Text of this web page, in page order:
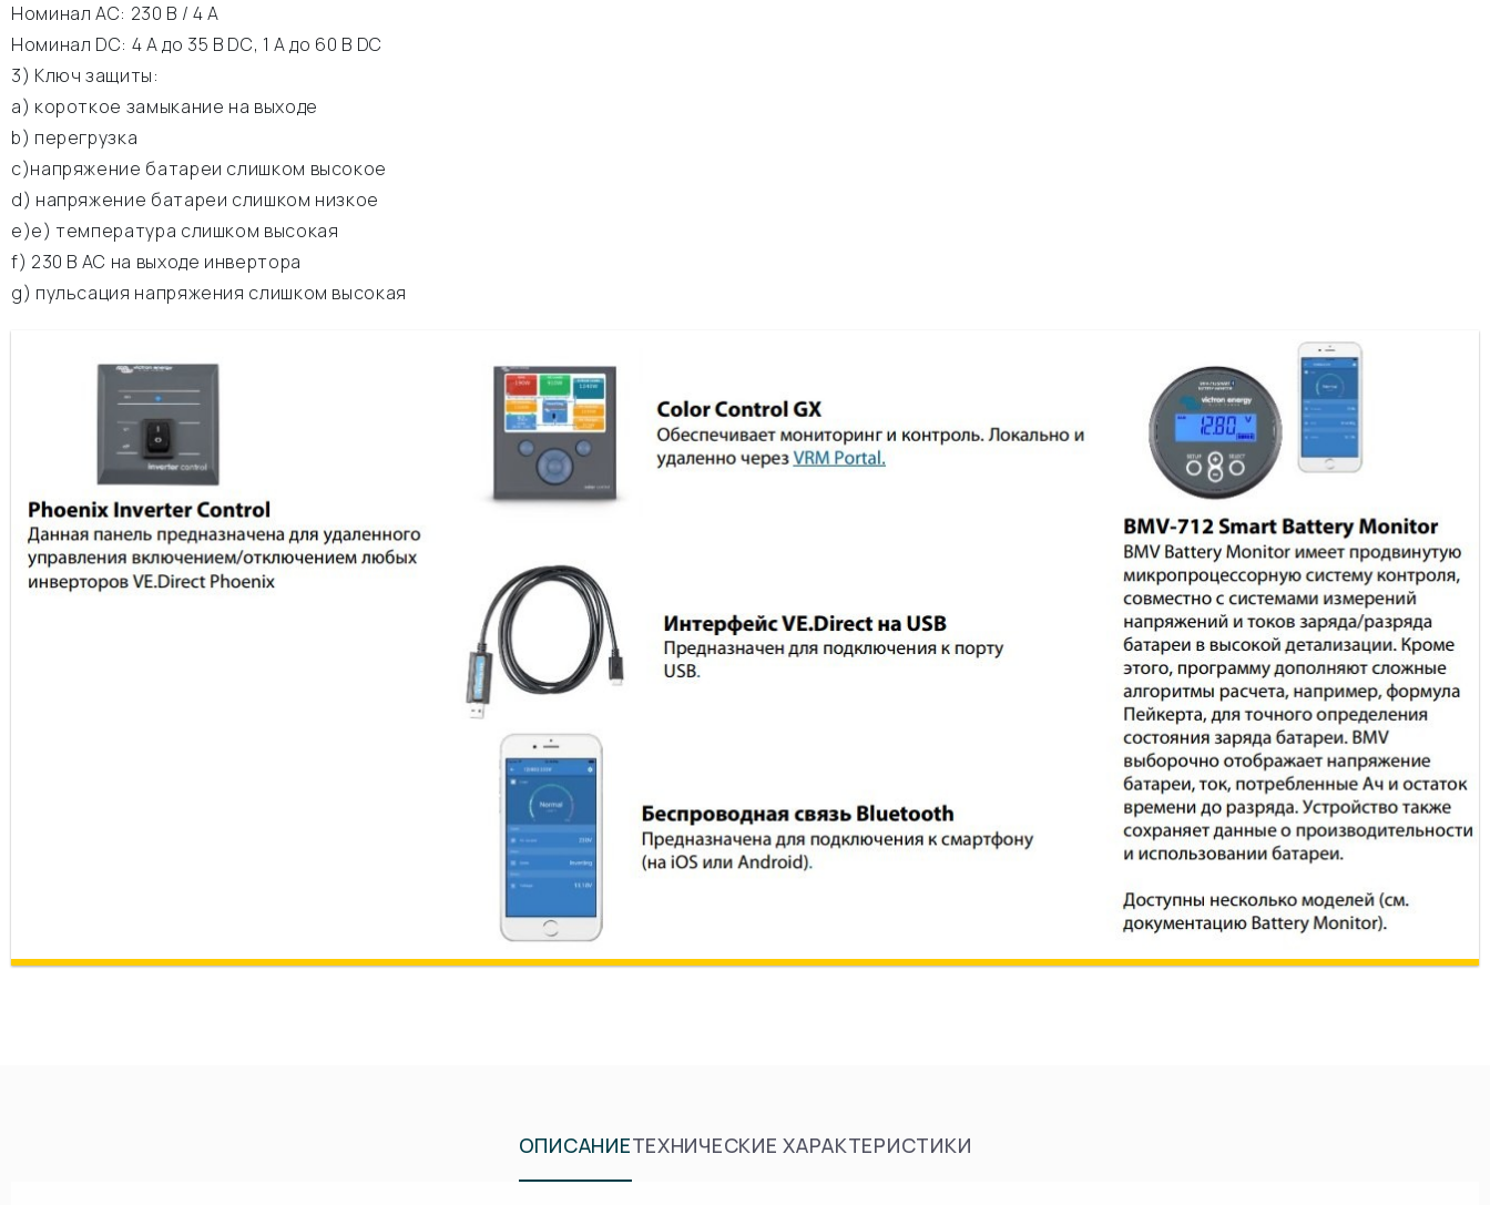
Номинал АС: 230 В / 4 A
Номинал DC: 4 A до 35 В DC, 1 A до 60 В DC
3) Ключ защиты:
а) короткое замыкание на выходе
b) перегрузка
c)напряжение батареи слишком высокое
d) напряжение батареи слишком низкое
e)е) температура слишком высокая
f) 230 В АС на выходе инвертора
g) пульсация напряжения слишком высокая
ОПИСАНИЕТЕХНИЧЕСКИЕ ХАРАКТЕРИСТИКИ